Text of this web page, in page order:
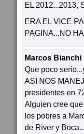
EL 2012...2013,
ERA EL VICE
PAGINA...NO
Marcos Bianchi
Que poco
ASI NOS
presidentes en
Alguien cree
los pobres a
de River y